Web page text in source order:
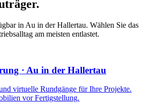
in Au in der Hallertau. Wählen Sie das
am meisten entlastet.
· Au in der Hallertau
virtuelle Rundgänge für Ihre Projekte.
vor Fertigstellung.